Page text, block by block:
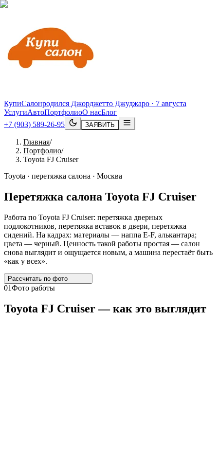
КупиСалонродился Джорджетто Джуджаро · 7 августа
УслугиАвтоПортфолиоО насБлог
+7 (903) 589-26-95
ЗАЯВИТЬ
Главная/
Портфолио/
Toyota FJ Cruiser
Toyota · перетяжка салона · Москва
Перетяжка салона Toyota FJ Cruiser
Работа по Toyota FJ Cruiser: перетяжка дверных
подлокотников, перетяжка вставок в двери, перетяжка
сидений. На кадрах: материалы — наппа E-F, алькантара;
цвета — черный. Ценность такой работы простая — салон
снова выглядит и ощущается новым, а машина перестаёт быть
«как у всех».
Рассчитать по фото
01Фото работы
Toyota FJ Cruiser— как это выглядит